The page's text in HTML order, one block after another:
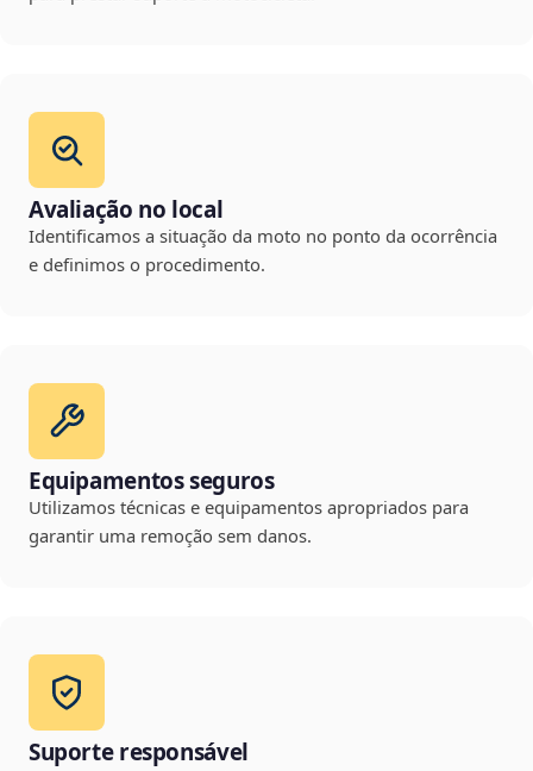
Avaliação no local
Identificamos a situação da moto no ponto da ocorrência
e definimos o procedimento.
Equipamentos seguros
Utilizamos técnicas e equipamentos apropriados para
garantir uma remoção sem danos.
Suporte responsável